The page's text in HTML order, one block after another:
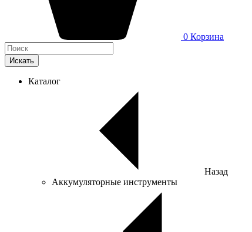
0 Корзина
Искать
Каталог
Назад
Аккумуляторные инструменты